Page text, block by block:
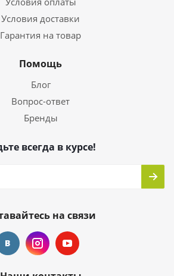
Условия доставки
Гарантия на товар
Помощь
Блог
Вопрос-ответ
Бренды
всегда в курсе!
на связи